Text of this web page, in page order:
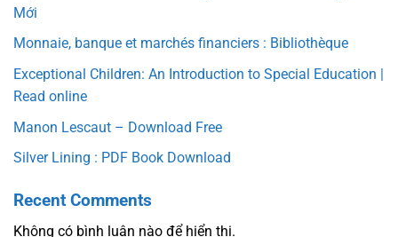
Mới
Monnaie, banque et marchés financiers : Bibliothèque
Exceptional Children: An Introduction to Special Education |
Read online
Manon Lescaut – Download Free
Silver Lining : PDF Book Download
Recent Comments
Không có bình luận nào để hiển thị.